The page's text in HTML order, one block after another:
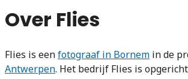
Over Flies
Flies is eenfotograaf in Bornem in de
Antwerpen. Het bedrijf Flies is